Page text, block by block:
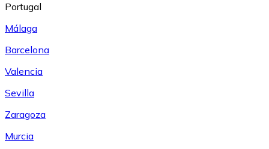
Portugal
Málaga
Barcelona
Valencia
Sevilla
Zaragoza
Murcia